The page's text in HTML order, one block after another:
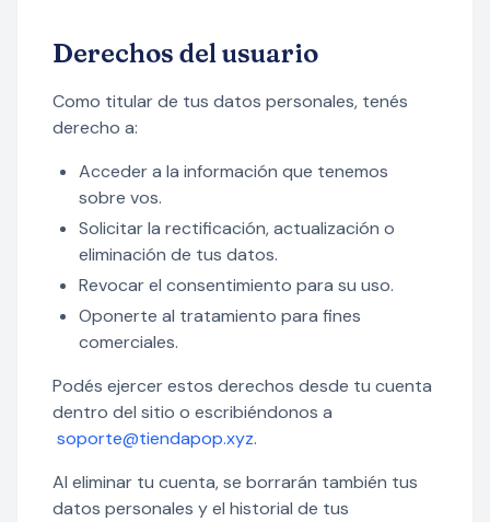
Derechos del usuario
Como titular de tus datos personales, tenés
derecho a:
Acceder a la información que tenemos
sobre vos.
Solicitar la rectificación, actualización o
eliminación de tus datos.
Revocar el consentimiento para su uso.
Oponerte al tratamiento para fines
comerciales.
Podés ejercer estos derechos desde tu cuenta
dentro del sitio o escribiéndonos a
soporte@tiendapop.xyz.
Al eliminar tu cuenta, se borrarán también tus
datos personales y el historial de tus